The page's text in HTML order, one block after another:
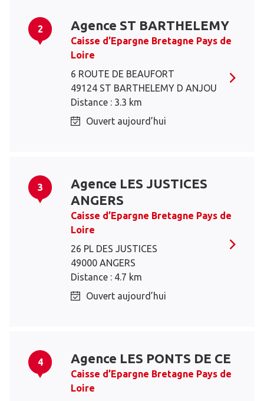
2 Agence ST BARTHELEMY
Caisse d’Epargne Bretagne Pays de
Loire
6 ROUTE DE BEAUFORT
49124 ST BARTHELEMY D ANJOU
Distance : 3.3 km
Ouvert aujourd’hui
3
Agence LES JUSTICES
ANGERS
Caisse d’Epargne Bretagne Pays de
Loire
26 PL DES JUSTICES
49000 ANGERS
Distance : 4.7 km
Ouvert aujourd’hui
4 Agence LES PONTS DE CE
Caisse d’Epargne Bretagne Pays de
Loire